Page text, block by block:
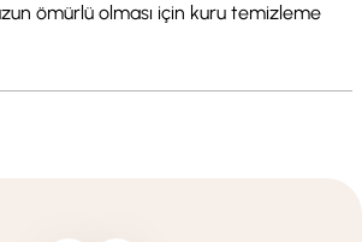
ömürlü olması için kuru temizleme